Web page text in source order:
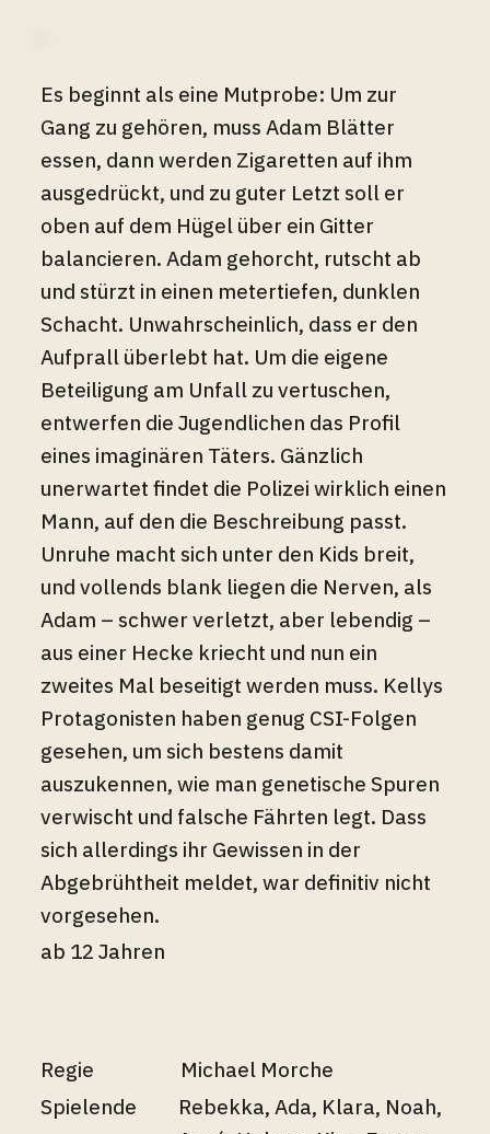
Es beginnt als eine Mutprobe: Um zur
Gang zu gehören, muss Adam Blätter
essen, dann werden Zigaretten auf ihm
ausgedrückt, und zu guter Letzt soll er
oben auf dem Hügel über ein Gitter
balancieren. Adam gehorcht, rutscht ab
und stürzt in einen metertiefen, dunklen
Schacht. Unwahrscheinlich, dass er den
Aufprall überlebt hat. Um die eigene
Beteiligung am Unfall zu vertuschen,
entwerfen die Jugendlichen das Profil
eines imaginären Täters. Gänzlich
unerwartet findet die Polizei wirklich einen
Mann, auf den die Beschreibung passt.
Unruhe macht sich unter den Kids breit,
und vollends blank liegen die Nerven, als
Adam – schwer verletzt, aber lebendig –
aus einer Hecke kriecht und nun ein
zweites Mal beseitigt werden muss. Kellys
Protagonisten haben genug CSI-Folgen
gesehen, um sich bestens damit
auszukennen, wie man genetische Spuren
verwischt und falsche Fährten legt. Dass
sich allerdings ihr Gewissen in der
Abgebrühtheit meldet, war definitiv nicht
vorgesehen.
ab 12 Jahren
Regie
Michael Morche
Spielende
Rebekka, Ada, Klara, Noah,